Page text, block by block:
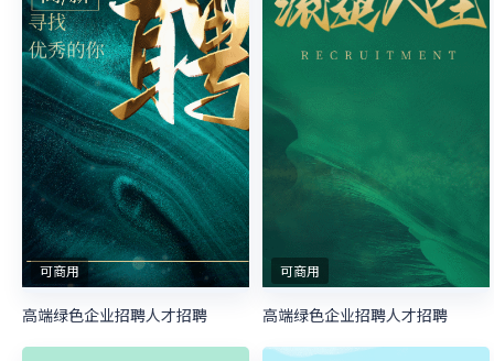
可商用
高端绿色企业招聘人才招聘
可商用
高端绿色企业招聘人才招聘